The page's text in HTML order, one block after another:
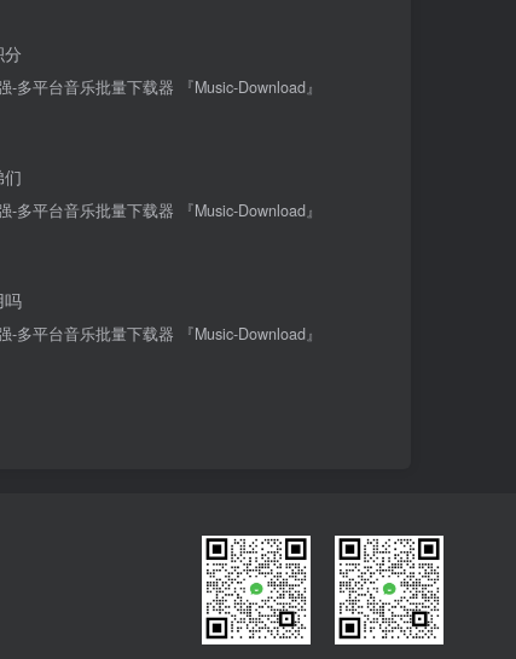
-多平台音乐批量下载器 『Music-Download』
-多平台音乐批量下载器 『Music-Download』
吗
-多平台音乐批量下载器 『Music-Download』